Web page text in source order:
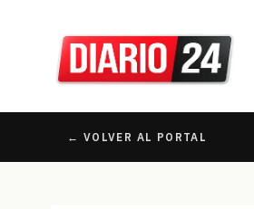
← VOLVER AL PORTAL